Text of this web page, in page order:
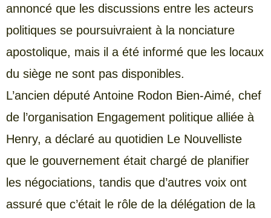
annoncé que les discussions entre les acteurs
politiques se poursuivraient à la nonciature
apostolique, mais il a été informé que les locaux
du siège ne sont pas disponibles.
L’ancien député Antoine Rodon Bien-Aimé, chef
de l’organisation Engagement politique alliée à
Henry, a déclaré au quotidien Le Nouvelliste
que le gouvernement était chargé de planifier
les négociations, tandis que d’autres voix ont
assuré que c’était le rôle de la délégation de la